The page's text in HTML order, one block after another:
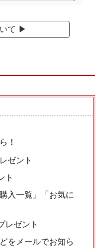
て ▶
！
ゼント
ト
入一覧」「お気に
レゼント
をメールでお知ら